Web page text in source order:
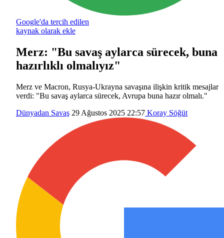
Google'da tercih edilen
kaynak olarak ekle
Merz: "Bu savaş aylarca sürecek, buna
hazırlıklı olmalıyız"
Merz ve Macron, Rusya-Ukrayna savaşına ilişkin kritik mesajlar
verdi: "Bu savaş aylarca sürecek, Avrupa buna hazır olmalı."
Dünyadan Savaş 29 Ağustos 2025 22:57 Koray Söğüt